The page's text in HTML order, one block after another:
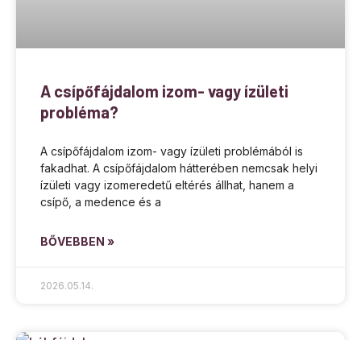
A csípőfájdalom izom- vagy ízületi
probléma?
A csípőfájdalom izom- vagy ízületi problémából is
fakadhat. A csípőfájdalom hátterében nemcsak helyi
ízületi vagy izomeredetű eltérés állhat, hanem a
csípő, a medence és a
BŐVEBBEN »
2026.05.14.